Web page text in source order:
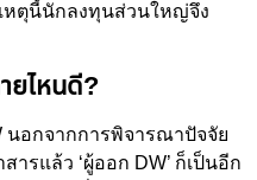
หตุนี้นักลงทุนส่วนใหญ่จึง
ยไหนดี?
นอกจากการพิจารณาปัจจัย
รแล้ว ‘ผู้ออก DW’ ก็เป็นอีก